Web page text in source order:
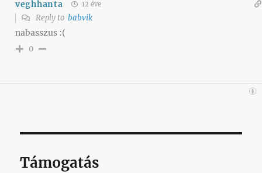
veghhanta 12 éve
Reply to babvik
nabasszus :(
0
Támogatás